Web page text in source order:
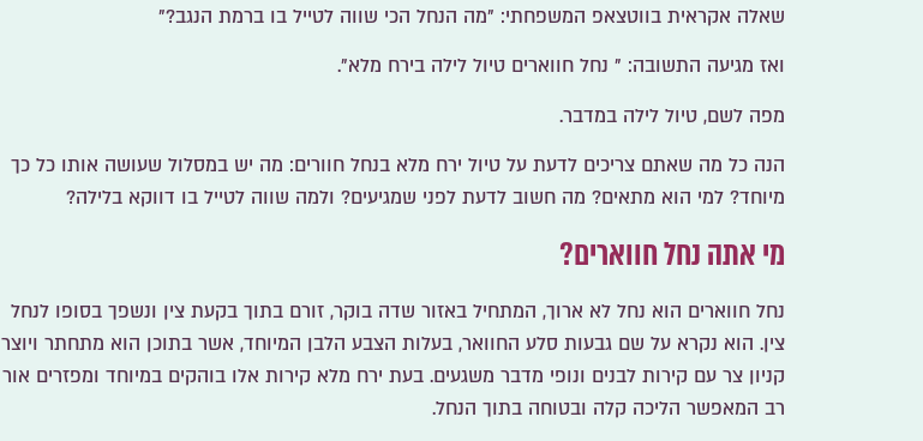
שאלה אקראית בווטצאפ המשפחתי: "מה הנחל הכי שווה לטייל בו ברמת הנגב?"
ואז מגיעה התשובה: " נחל חווארים טיול לילה בירח מלא".
מפה לשם, טיול לילה במדבר.
הנה כל מה שאתם צריכים לדעת על טיול ירח מלא בנחל חוורים: מה יש במסלול שעושה אותו כל כך
מיוחד? למי הוא מתאים? מה חשוב לדעת לפני שמגיעים? ולמה שווה לטייל בו דווקא בלילה?
מי אתה נחל חווארים?
נחל חווארים הוא נחל לא ארוך, המתחיל באזור שדה בוקר, זורם בתוך בקעת צין ונשפך בסופו לנחל
צין. הוא נקרא על שם גבעות סלע החוואר, בעלות הצבע הלבן המיוחד, אשר בתוכן הוא מתחתר ויוצר
קניון צר עם קירות לבנים ונופי מדבר משגעים. בעת ירח מלא קירות אלו בוהקים במיוחד ומפזרים אור
רב המאפשר הליכה קלה ובטוחה בתוך הנחל.